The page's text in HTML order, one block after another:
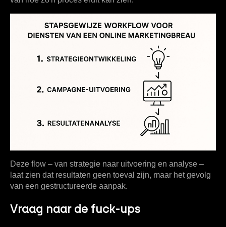
Deze flow – van strategie naar uitvoering en analyse –
laat zien dat resultaten geen toeval zijn, maar het gevolg
van een gestructureerde aanpak.
Vraag naar de fuck-ups